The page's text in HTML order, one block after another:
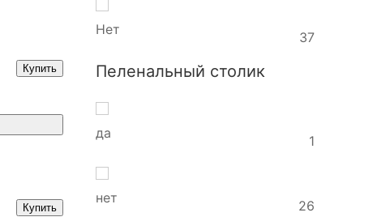
Нет 37
Пеленальный столик
да 1
нет 26
Купить
Купить